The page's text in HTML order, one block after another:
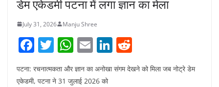
डेम एकेडमी पटना में लगा ज्ञान का मेला
July 31, 2026 Manju Shree
F
c
T
itt
W
at
E
m
ai
Li
n
k
e
d
पटना: रचनात्मकता और ज्ञान का अनोखा संगम देखने को मिला जब नोट्रे डेम
एकेडमी, पटना ने 31 जुलाई 2026 को